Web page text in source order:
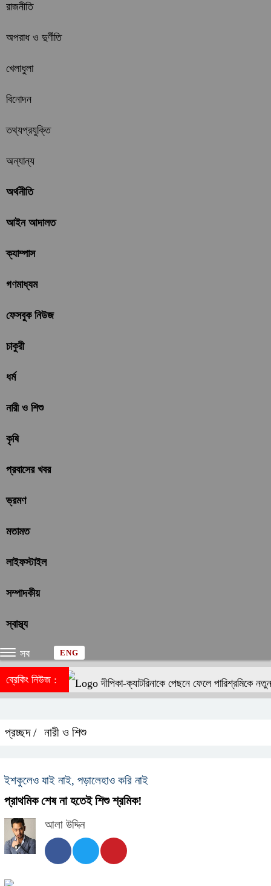
রাজনীতি
অপরাধ ও দুর্ণীতি
খেলাধুলা
বিনোদন
তথ্যপ্রযুক্তি
অন্যান্য
অর্থনীতি
আইন আদালত
ক্যাম্পাস
গণমাধ্যম
ফেসবুক নিউজ
চাকুরী
ধর্ম
নারী ও শিশু
কৃষি
প্রবাসের খবর
ভ্রমণ
মতামত
লাইফস্টাইল
সম্পাদকীয়
স্বাস্থ্য
সব ENG
ব্রেকিং নিউজ : দীপিকা-ক্যাটরিনাকে পেছনে ফেলে পারিশ্রমিকে
প্রচ্ছদ / নারী ও শিশু
ইশকুলেও যাই নাই, পড়ালেহাও করি নাই
প্রাথমিক শেষ না হতেই শিশু শ্রমিক!
আলা উদ্দিন